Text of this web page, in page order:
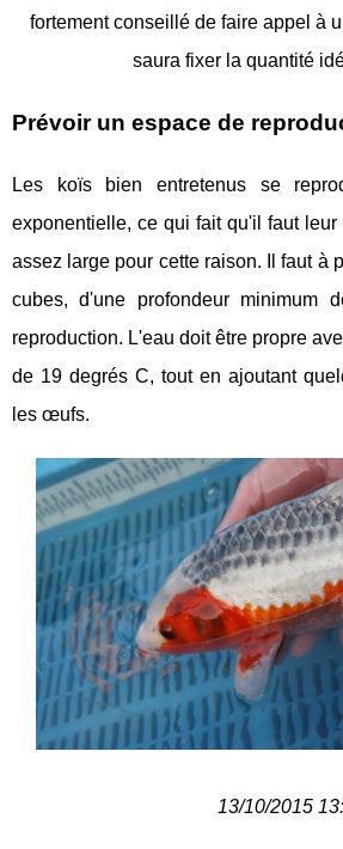
fortement conseillé de faire appel à
saura fixer la quantité
Prévoir un espace de
Les koïs bien entretenus se
exponentielle, ce qui fait qu'il faut
assez large pour cette raison. Il faut à
cubes, d'une profondeur minimum
reproduction. L'eau doit être propre
de 19 degrés C, tout en ajoutant
les œufs.
13/10/2015